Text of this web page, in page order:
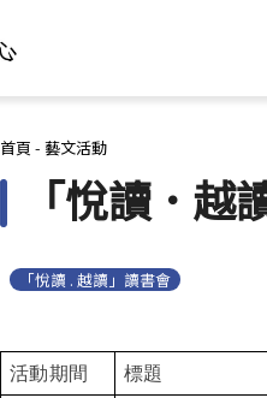
您在這裡
首頁 - 藝文活動
「悅讀 ･
「悅讀 . 越讀」讀書會
活動期間 標題